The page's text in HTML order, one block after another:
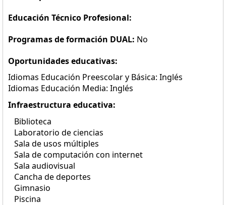
Educación Técnico Profesional:
Programas de formación DUAL: No
Oportunidades educativas:
Idiomas Educación Preescolar y Básica: Inglés
Idiomas Educación Media: Inglés
Infraestructura educativa:
Biblioteca
Laboratorio de ciencias
Sala de usos múltiples
Sala de computación con internet
Sala audiovisual
Cancha de deportes
Gimnasio
Piscina